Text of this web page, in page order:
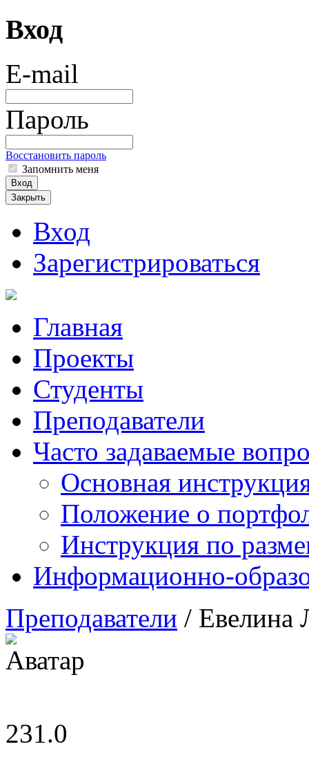
Вход
E-mail
Пароль
Восстановить пароль
Запомнить меня
Вход
Закрыть
Вход
Зарегистрироваться
Главная
Проекты
Студенты
Преподаватели
Часто задаваемые
Основная
Положение о
Инструкция по
Информационно-
Преподаватели / Евелина
231.0